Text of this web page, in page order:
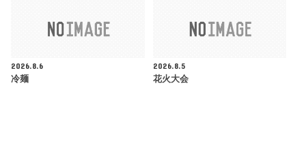
2026.8.6
冷麺
2026.8.5
花火大会